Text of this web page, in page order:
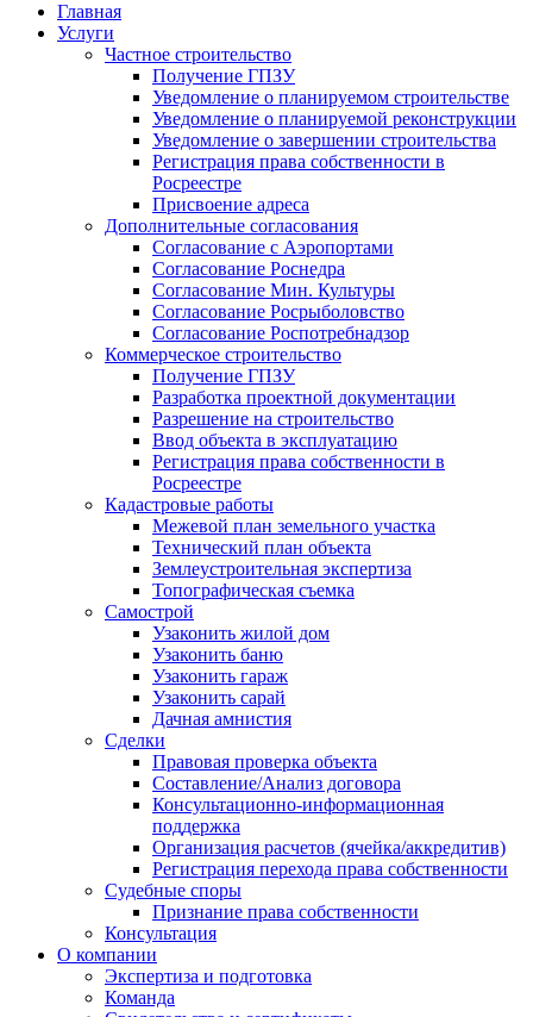
Главная
Услуги
Частное строительство
Получение ГПЗУ
Уведомление о планируемом строительстве
Уведомление о планируемой реконструкции
Уведомление о завершении строительства
Регистрация права собственности в
Росреестре
Присвоение адреса
Дополнительные согласования
Согласование с Аэропортами
Согласование Роснедра
Согласование Мин. Культуры
Согласование Росрыболовство
Согласование Роспотребнадзор
Коммерческое строительство
Получение ГПЗУ
Разработка проектной документации
Разрешение на строительство
Ввод объекта в эксплуатацию
Регистрация права собственности в
Росреестре
Кадастровые работы
Межевой план земельного участка
Технический план объекта
Землеустроительная экспертиза
Топографическая съемка
Самострой
Узаконить жилой дом
Узаконить баню
Узаконить гараж
Узаконить сарай
Дачная амнистия
Сделки
Правовая проверка объекта
Составление/Анализ договора
Консультационно-информационная
поддержка
Организация расчетов (ячейка/аккредитив)
Регистрация перехода права собственности
Судебные споры
Признание права собственности
Консультация
О компании
Экспертиза и подготовка
Команда